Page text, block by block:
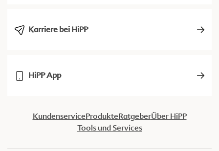
Karriere bei HiPP
HiPP App
KundenserviceProdukteRatgeberÜber HiPP
Tools und Services